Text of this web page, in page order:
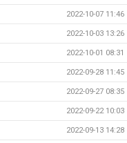
2022-10-07 11:46
2022-10-03 13:26
2022-10-01 08:31
2022-09-28 11:45
2022-09-27 08:35
2022-09-22 10:03
2022-09-13 14:28